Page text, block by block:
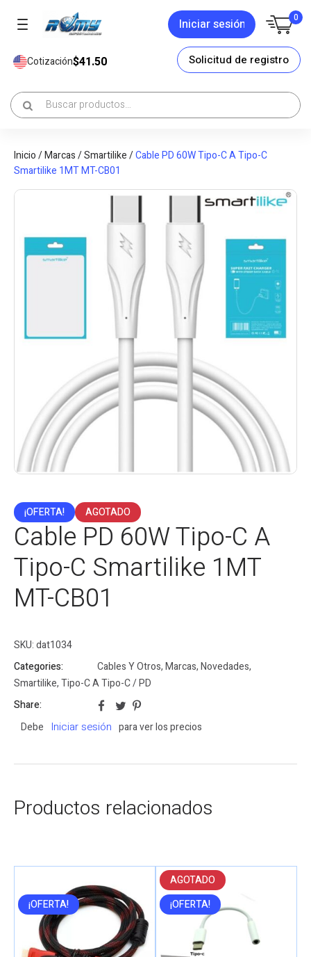
Iniciar sesión 0
Cotización$41.50 Solicitud de registro
Inicio/Marcas/Smartilike/Cable PD 60W Tipo-C A Tipo-C
Smartilike 1MT MT-CB01
¡OFERTA! AGOTADO
Cable PD 60W Tipo-C A
Tipo-C Smartilike 1MT
MT-CB01
SKU:dat1034
Categories:
Cables Y Otros,Marcas,Novedades,
Smartilike,Tipo-C A Tipo-C / PD
Share:
Debe
Iniciar sesión para ver los precios
Productos relacionados
¡OFERTA!
AGOTADO
¡OFERTA!